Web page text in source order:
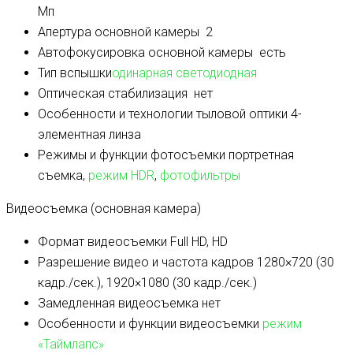
Мп
Апертура основной камеры 2
Автофокусировка основной камеры есть
Тип вспышкиодинарная светодиодная
Оптическая стабилизация нет
Особенности и технологии тыловой оптики 4-
элементная линза
Режимы и функции фотосъемки портретная
съемка, режим HDR, фотофильтры
Видеосъемка (основная камера)
Формат видеосъемки Full HD, HD
Разрешение видео и частота кадров 1280×720 (30
кадр./сек.), 1920×1080 (30 кадр./сек.)
Замедленная видеосъемка нет
Особенности и функции видеосъемки режим
«Таймлапс»